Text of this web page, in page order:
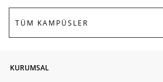
KURUMSAL